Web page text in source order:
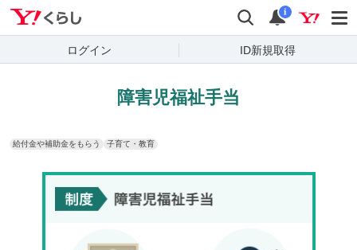
検索 通知
i
ログイン ID新規取得
障害児福祉手当
給付金や補助金をもらう 子育て・教育